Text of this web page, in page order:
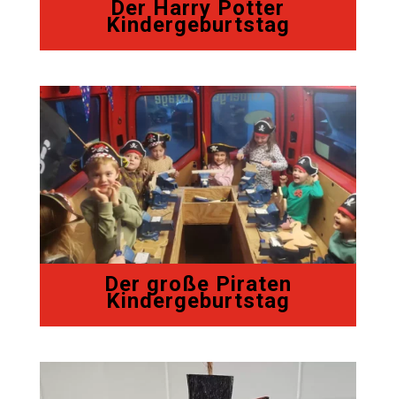
Der Harry Potter
Kindergeburtstag
Der große Piraten
Kindergeburtstag